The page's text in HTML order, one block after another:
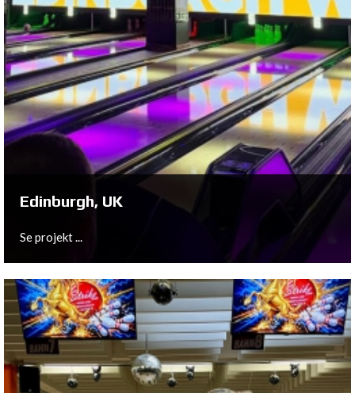
Arnhem, NL
Se projekt ...
Edinburgh, UK
Se projekt ...